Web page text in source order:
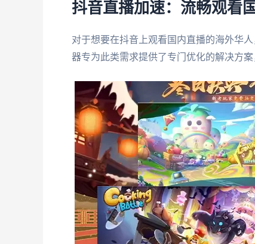
抖音直播加速：流畅观看
对于想要在抖音上观看国内直播的海外华
器专为此类需求提供了专门优化的解决方